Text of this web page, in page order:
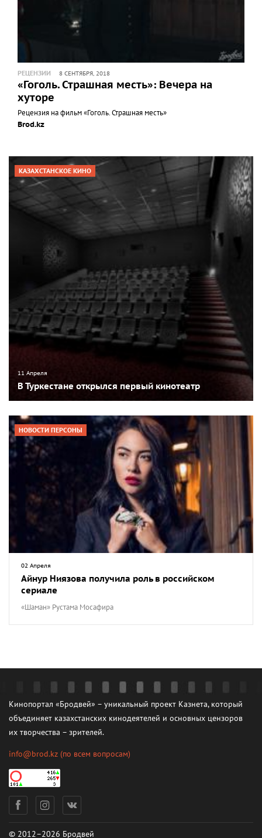
РЕЦЕНЗИИ 8 СЕНТЯБРЯ, 2018
«Гоголь. Страшная месть»: Вечера на
хуторе
Рецензия на фильм «Гоголь. Страшная месть»
Brod.kz
КАЗАХСТАНСКОЕ КИНО
11 Апреля
В Туркестане открылся первый кинотеатр
НОВОСТИ ПЕРСОНЫ
02 Апреля
Айнур Ниязова получила роль в российском
сериале
«Шаман» Рустама Мосафира
Кинопортал «Бродвей» – уникальный проект Казнета, который
объединяет казахстанских кинодеятелей и основных цензоров
их творчества – зрителей.
info@brod.kz (по всем вопросам)
© 2012–2026 Бродвей